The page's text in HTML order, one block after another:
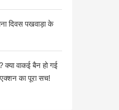
दिवस पखवाड़ा के
क्या वाकई बैन हो गई
का पूरा सच!